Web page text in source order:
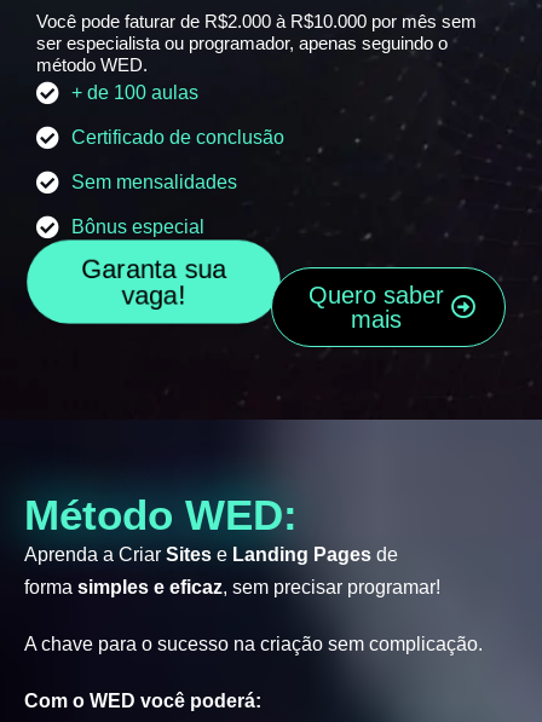
Você pode faturar de R$2.000 à R$10.000 por mês sem
ser especialista ou programador, apenas seguindo o
método WED.
+ de 100 aulas
Certificado de conclusão
Sem mensalidades
Bônus especial
Garanta sua
vaga!
Quero saber
mais
Método WED:
Aprenda a Criar Sites e Landing Pages de
forma simples e eficaz, sem precisar programar!
A chave para o sucesso na criação sem complicação.
Com o WED você poderá: